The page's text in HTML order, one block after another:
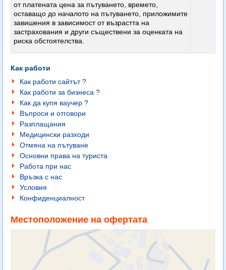
от платената цена за пътуването, времето,
оставащо до началото на пътуването, приложимите
завишения в зависимост от възрастта на
застрахования и други съществени за оценката на
риска обстоятелства.
Как работи
Как работи сайтът ?
Как работи за бизнеса ?
Как да купя ваучер ?
Въпроси и отговори
Разплащания
Медицински разходи
Отмяна на пътуване
Основни права на туриста
Работа при нас
Връзка с нас
Условия
Конфиденциалност
Местоположение на офертата